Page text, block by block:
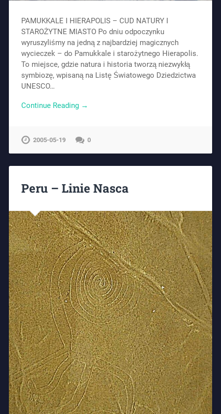
PAMUKKALE I HIERAPOLIS – CUD NATURY I
STAROŻYTNE MIASTO Po dniu odpoczynku
wyruszyliśmy na jedną z najbardziej magicznych
wycieczek – do Pamukkale i starożytnego Hierapolis.
To miejsce, gdzie natura i historia tworzą niezwykłą
symbiozę, wpisaną na Listę Światowego Dziedzictwa
UNESCO…
Continue Reading →
2005-05-19 0
Peru – Linie Nasca